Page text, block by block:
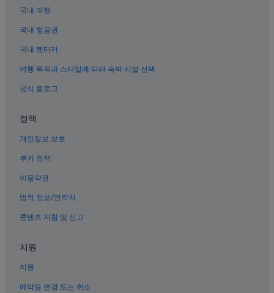
청주볼링장 근처 호텔
충북의 농장체험 숙박 시설
청주국제공항 근처 호텔
내수의 아침 식사 제공 호텔
내수의 펜션
흥덕사지 근처 호텔
내수의 2성급 호텔
국내 여행
국내 항공권
국내 렌터카
여행 목적과 스타일에 따라 숙박 시설 선택
공식 블로그
정책
개인정보 보호
쿠키 정책
이용약관
법적 정보/연락처
콘텐츠 지침 및 신고
지원
지원
예약을 변경 또는 취소